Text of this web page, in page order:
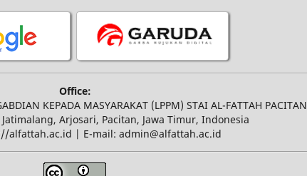
Office:
KEPADA MASYARAKAT (LPPM) STAI AL-FATTAH PACITAN
Arjosari, Pacitan, Jawa Timur, Indonesia
alfattah.ac.id | E-mail: admin@alfattah.ac.id